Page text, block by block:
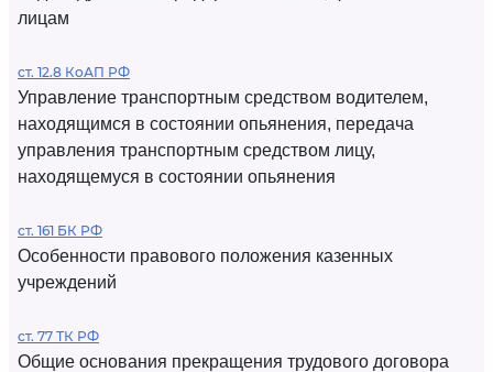
лицам
ст. 12.8 КоАП РФ
Управление транспортным средством водителем,
находящимся в состоянии опьянения, передача
управления транспортным средством лицу,
находящемуся в состоянии опьянения
ст. 161 БК РФ
Особенности правового положения казенных
учреждений
ст. 77 ТК РФ
Общие основания прекращения трудового договора